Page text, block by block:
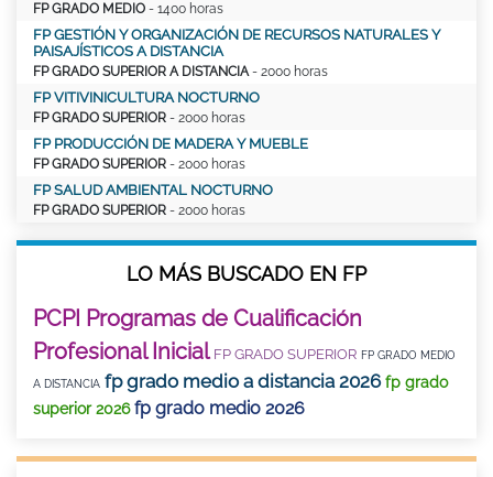
FP GRADO MEDIO - 1400 horas
FP GESTIÓN Y ORGANIZACIÓN DE RECURSOS NATURALES Y
PAISAJÍSTICOS A DISTANCIA
FP GRADO SUPERIOR A DISTANCIA- 2000 horas
FP VITIVINICULTURA NOCTURNO
FP GRADO SUPERIOR - 2000 horas
FP PRODUCCIÓN DE MADERA Y MUEBLE
FP GRADO SUPERIOR - 2000 horas
FP SALUD AMBIENTAL NOCTURNO
FP GRADO SUPERIOR - 2000 horas
LO MÁS BUSCADO EN FP
PCPI Programas de Cualificación
Profesional Inicial FP GRADO SUPERIOR FP GRADO MEDIO
A DISTANCIA fp grado medio a distancia 2026 fp grado
superior 2026 fp grado medio 2026